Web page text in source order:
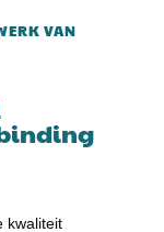
VAN
kwaliteit